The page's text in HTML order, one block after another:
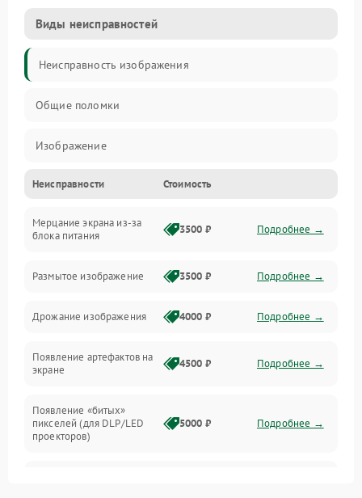
Виды неисправностей
Неисправность изображения
Общие поломки
Изображение
Лампа подсветки
Неисправность управления и интерфейсов
Неисправности Стоимость
Мерцание экрана из-за
блока питания
3500 ₽ Подробнее →
Размытое изображение 3500 ₽ Подробнее →
Дрожание изображения 4000 ₽ Подробнее →
Появление артефактов на
экране
4500 ₽ Подробнее →
Появление «битых»
пикселей (для DLP/LED
проекторов)
5000 ₽ Подробнее →